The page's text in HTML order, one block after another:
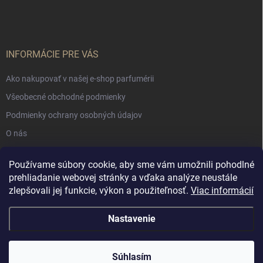
Používame súbory cookie, aby sme vám umožnili pohodlné
prehliadanie webovej stránky a vďaka analýze neustále
zlepšovali jej funkcie, výkon a použiteľnosť. Viac informácií
Nastavenie
Súhlasím
INFORMÁCIE PRE VÁS
Ako nakupovať v našej e-shop parfumérii
Všeobecné obchodné podmienky
Podmienky ochrany osobných údajov
O nás
NÁKUPNÝ KOŠÍK
0 ks /€0
Muschio Perfumery